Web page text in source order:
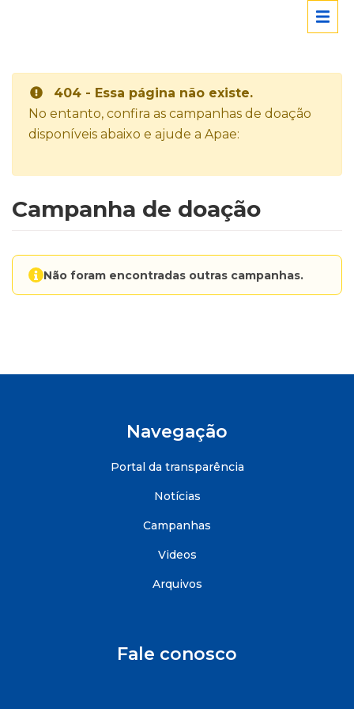
404 - Essa página não existe.
No entanto, confira as campanhas de doação
disponíveis abaixo e ajude a Apae:
Campanha de doação
Não foram encontradas outras campanhas.
Navegação
Portal da transparência
Notícias
Campanhas
Videos
Arquivos
Fale conosco